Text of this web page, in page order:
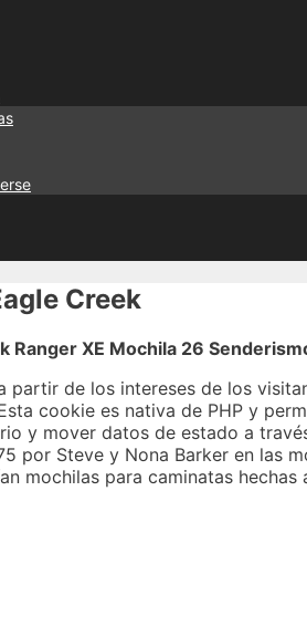
Creek
Ranger XE Mochila 26
partir de los intereses de los
cookie es nativa de PHP y
y mover datos de estado a
por Steve y Nona Barker en las
mochilas para caminatas hechas